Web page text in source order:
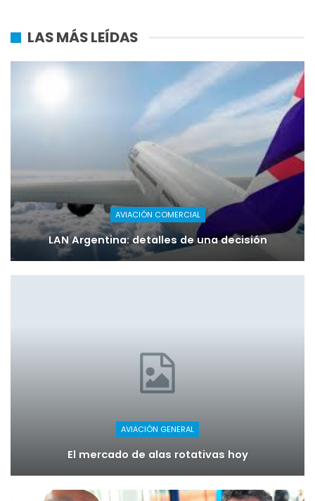
LAS MÁS LEÍDAS
AVIACIÓN COMERCIAL
LAN Argentina: detalles de una decisión
AVIACIÓN GENERAL
El mercado de alas rotativas hoy